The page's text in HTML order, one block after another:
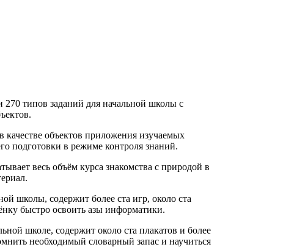
типов заданий для начальной школы с
качестве объектов приложения изучаемых
подготовки в режиме контроля знаний.
весь объём курса знакомства с природой в
школы, содержит более ста игр, около ста
быстро освоить азы информатики.
школе, содержит около ста плакатов и более
необходимый словарный запас и научиться